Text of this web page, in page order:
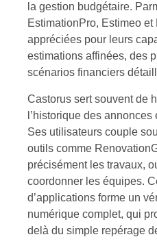
la gestion budgétaire.
EstimationPro, Estimeo
appréciées pour leurs
estimations affinées, des
scénarios financiers
Castorus sert souvent de
l’historique des
Ses utilisateurs couple
outils comme
précisément les travaux,
coordonner les équipes.
d’applications forme un
numérique complet, qui
delà du simple repérage